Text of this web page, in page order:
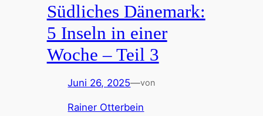
Südliches Dänemark:
5 Inseln in einer
Woche – Teil 3
Juni 26, 2025—von
Rainer Otterbein